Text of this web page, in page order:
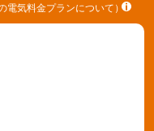
電気料金プランについて）